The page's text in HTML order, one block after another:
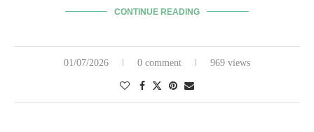
CONTINUE READING
01/07/2026 0 comment 969 views